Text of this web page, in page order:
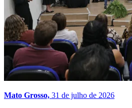
Mato Grosso, 31 de julho de 2026